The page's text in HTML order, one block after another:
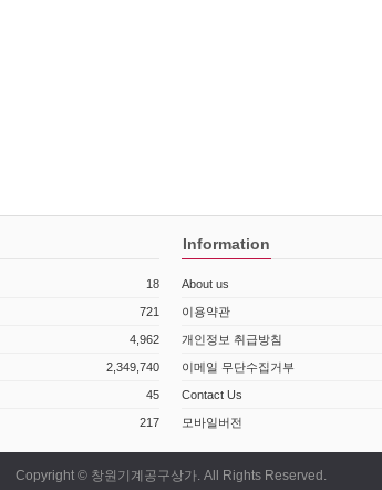
18
721
4,962
2,349,740
45
217
Information
About us
이용약관
개인정보 취급방침
이메일 무단수집거부
Contact Us
모바일버전
Copyright © 창원기계공구상가. All Rights Reserved.